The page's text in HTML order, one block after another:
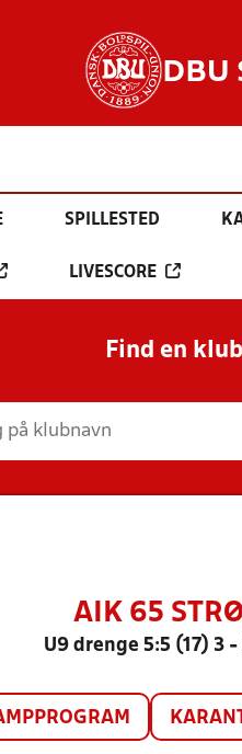
DBU
SPILLESTED
LIVESCORE
Find en
AIK 65
U9 drenge 5:5 (17) 3